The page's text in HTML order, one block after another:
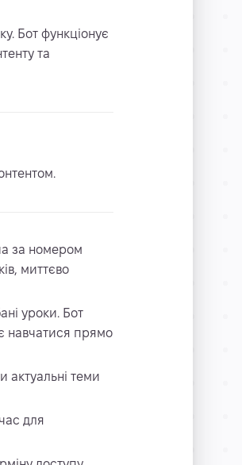
Бот функціонує
та
за номером
миттєво
уроки. Бот
навчатися прямо
актуальні теми
для